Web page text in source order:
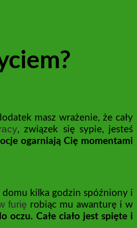
masz wrażenie, że cały
, związek się sypie, jesteś
ogarniają Cię momentami
domu kilka godzin spóźniony i
furię robiąc mu awanturę i w
oczu. Całe ciało jest spięte i